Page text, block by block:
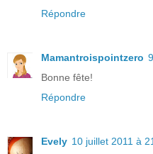
Répondre
Mamantroispointzero
Bonne fête!
Répondre
Evely 10 juillet 2011 à